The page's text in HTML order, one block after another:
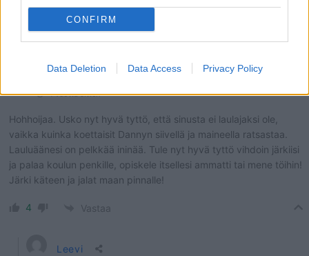
CONFIRM
Data Deletion Data Access Privacy Policy
0 Vastaa
Minä vain
4 vuotta sitten
Hohhoijaa. Usko nyt hyvä tyttö, että sinusta ei laulajaksi ole,
vaikka kuinka koettaisit Dannyn siivellä ja maineella ratsastaa.
Lauluäänesi on pelkkää ininää. Tule nyt hyvä tyttö vihdoin järkiisi
ja palaa koulun penkille, opiskele itsellesi ammatti tai mene töihin!
Järki käteen ja jalat maan pinnalle!
4 Vastaa
Leevi